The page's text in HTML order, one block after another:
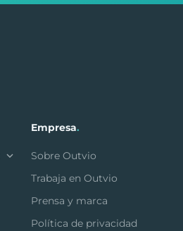
Empresa.
Sobre Outvio
Trabaja en Outvio
Prensa y marca
Política de privacidad